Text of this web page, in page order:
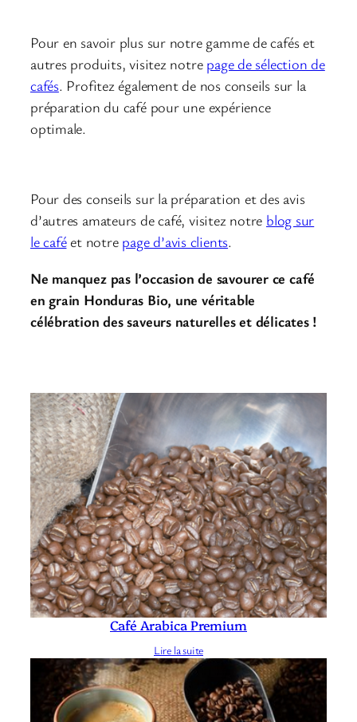
Pour en savoir plus sur notre gamme de cafés et
autres produits, visitez notre page de sélection de
cafés. Profitez également de nos conseils sur la
préparation du café pour une expérience
optimale.
Pour des conseils sur la préparation et des avis
d’autres amateurs de café, visitez notre blog sur
le caféet notre page d’avis clients.
Ne manquez pas l’occasion de savourer ce café
en grain Honduras Bio, une véritable
célébration des saveurs naturelles et délicates !
Café Arabica Premium
Lire la suite